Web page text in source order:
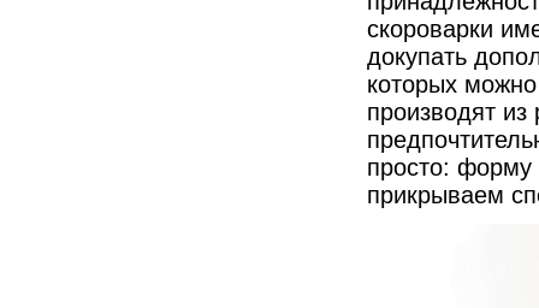
скороварки
докупать
которых
производят
просто: форму
прикрываем